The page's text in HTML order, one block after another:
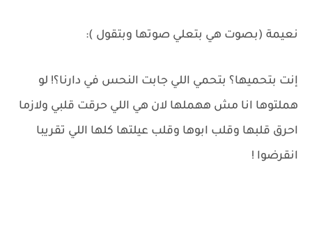
نعيمة (بصوت هي بتعلي صوتها وبتقول ):
إنت بتحميها؟ بتحمي اللي جابت النحس في دارنا؟! لو
هملتوها انا مش ههملها لان هي اللي حرقت قلبي ولازما
احرق قلبها وقلب ابوها وقلب عيلتها كلها اللي تقريبا
انقرضوا !